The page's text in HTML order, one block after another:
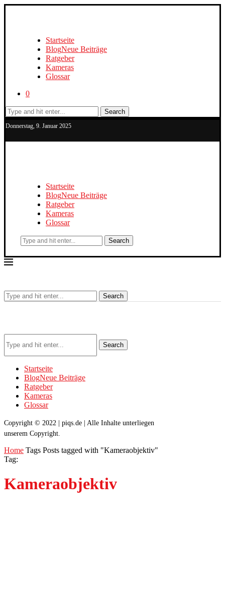
Startseite
BlogNeue Beiträge
Ratgeber
Kameras
Glossar
0
Search
Donnerstag, 9. Januar 2025
Startseite
BlogNeue Beiträge
Ratgeber
Kameras
Glossar
Search
Search
Search
Startseite
BlogNeue Beiträge
Ratgeber
Kameras
Glossar
Copyright © 2022 | piqs.de | Alle Inhalte unterliegen
unserem Copyright.
Home Tags Posts tagged with "Kameraobjektiv"
Tag:
Kameraobjektiv